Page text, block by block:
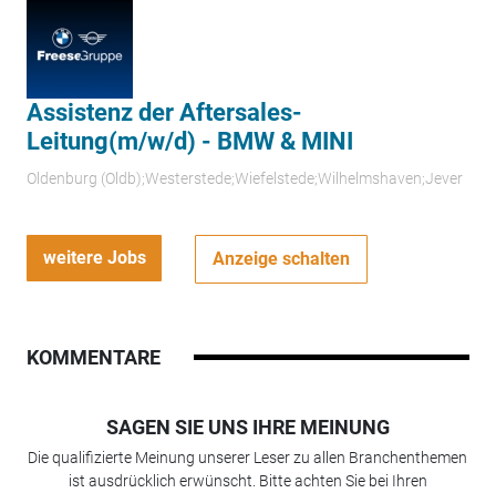
Assistenz der Aftersales-
Leitung(m/w/d) - BMW & MINI
Oldenburg (Oldb);Westerstede;Wiefelstede;Wilhelmshaven;Jever
weitere Jobs Anzeige schalten
KOMMENTARE
SAGEN SIE UNS IHRE MEINUNG
Die qualifizierte Meinung unserer Leser zu allen Branchenthemen
ist ausdrücklich erwünscht. Bitte achten Sie bei Ihren